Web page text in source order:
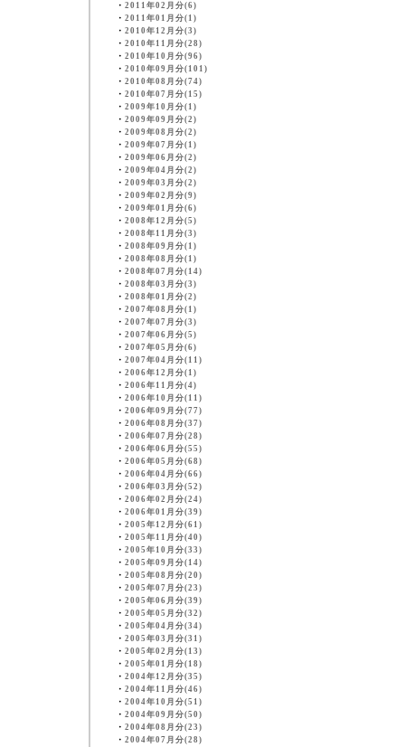
・ 2011年02月分(6)
・ 2011年01月分(1)
・ 2010年12月分(3)
・ 2010年11月分(28)
・ 2010年10月分(96)
・ 2010年09月分(101)
・ 2010年08月分(74)
・ 2010年07月分(15)
・ 2009年10月分(1)
・ 2009年09月分(2)
・ 2009年08月分(2)
・ 2009年07月分(1)
・ 2009年06月分(2)
・ 2009年04月分(2)
・ 2009年03月分(2)
・ 2009年02月分(9)
・ 2009年01月分(6)
・ 2008年12月分(5)
・ 2008年11月分(3)
・ 2008年09月分(1)
・ 2008年08月分(1)
・ 2008年07月分(14)
・ 2008年03月分(3)
・ 2008年01月分(2)
・ 2007年08月分(1)
・ 2007年07月分(3)
・ 2007年06月分(5)
・ 2007年05月分(6)
・ 2007年04月分(11)
・ 2006年12月分(1)
・ 2006年11月分(4)
・ 2006年10月分(11)
・ 2006年09月分(77)
・ 2006年08月分(37)
・ 2006年07月分(28)
・ 2006年06月分(55)
・ 2006年05月分(68)
・ 2006年04月分(66)
・ 2006年03月分(52)
・ 2006年02月分(24)
・ 2006年01月分(39)
・ 2005年12月分(61)
・ 2005年11月分(40)
・ 2005年10月分(33)
・ 2005年09月分(14)
・ 2005年08月分(20)
・ 2005年07月分(23)
・ 2005年06月分(39)
・ 2005年05月分(32)
・ 2005年04月分(34)
・ 2005年03月分(31)
・ 2005年02月分(13)
・ 2005年01月分(18)
・ 2004年12月分(35)
・ 2004年11月分(46)
・ 2004年10月分(51)
・ 2004年09月分(50)
・ 2004年08月分(23)
・ 2004年07月分(28)